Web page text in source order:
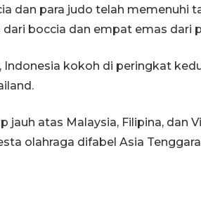
dan para judo telah memenuhi
boccia dan empat emas dari
Indonesia kokoh di peringkat
jauh atas Malaysia, Filipina, dan
olahraga difabel Asia